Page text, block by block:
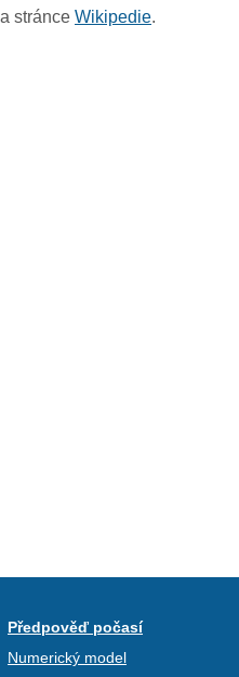
stránce Wikipedie.
Předpověď počasí
Numerický model